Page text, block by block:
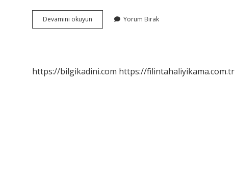
Devamını okuyun Bulmacada
Serseri
Yorum Bırak
https://bilgikadini.com https://filintahaliyikama.com.tr